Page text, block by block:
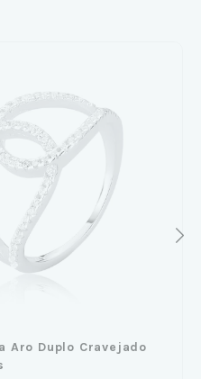
Aro Duplo Cravejado